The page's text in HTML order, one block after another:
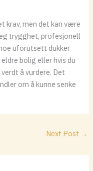
krav, men det kan være
trygghet, profesjonell
uforutsett dukker
bolig eller hvis du
å vurdere. Det
om å kunne senke
Next Post →